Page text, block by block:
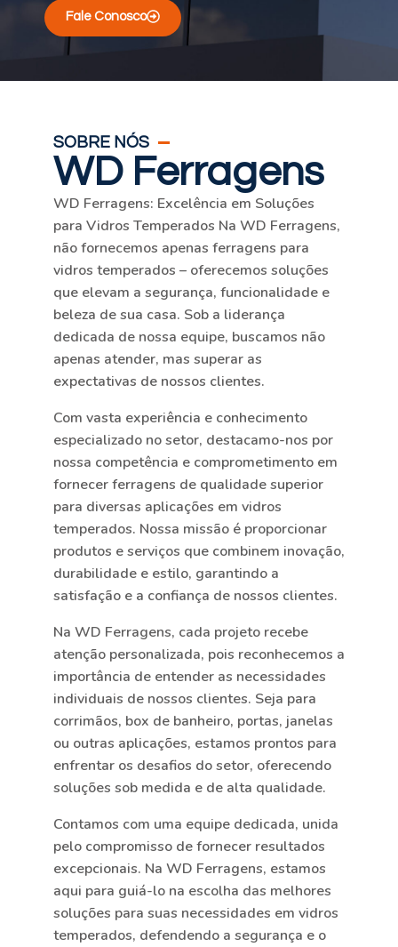
Fale Conosco
SOBRE NÓS
WD Ferragens
WD Ferragens: Excelência em Soluções
para Vidros Temperados Na WD Ferragens,
não fornecemos apenas ferragens para
vidros temperados – oferecemos soluções
que elevam a segurança, funcionalidade e
beleza de sua casa. Sob a liderança
dedicada de nossa equipe, buscamos não
apenas atender, mas superar as
expectativas de nossos clientes.
Com vasta experiência e conhecimento
especializado no setor, destacamo-nos por
nossa competência e comprometimento em
fornecer ferragens de qualidade superior
para diversas aplicações em vidros
temperados. Nossa missão é proporcionar
produtos e serviços que combinem inovação,
durabilidade e estilo, garantindo a
satisfação e a confiança de nossos clientes.
Na WD Ferragens, cada projeto recebe
atenção personalizada, pois reconhecemos a
importância de entender as necessidades
individuais de nossos clientes. Seja para
corrimãos, box de banheiro, portas, janelas
ou outras aplicações, estamos prontos para
enfrentar os desafios do setor, oferecendo
soluções sob medida e de alta qualidade.
Contamos com uma equipe dedicada, unida
pelo compromisso de fornecer resultados
excepcionais. Na WD Ferragens, estamos
aqui para guiá-lo na escolha das melhores
soluções para suas necessidades em vidros
temperados, defendendo a segurança e o